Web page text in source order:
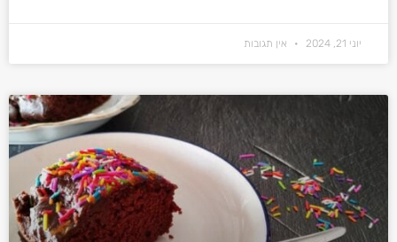
יוני 21, 2024 אין תגובות